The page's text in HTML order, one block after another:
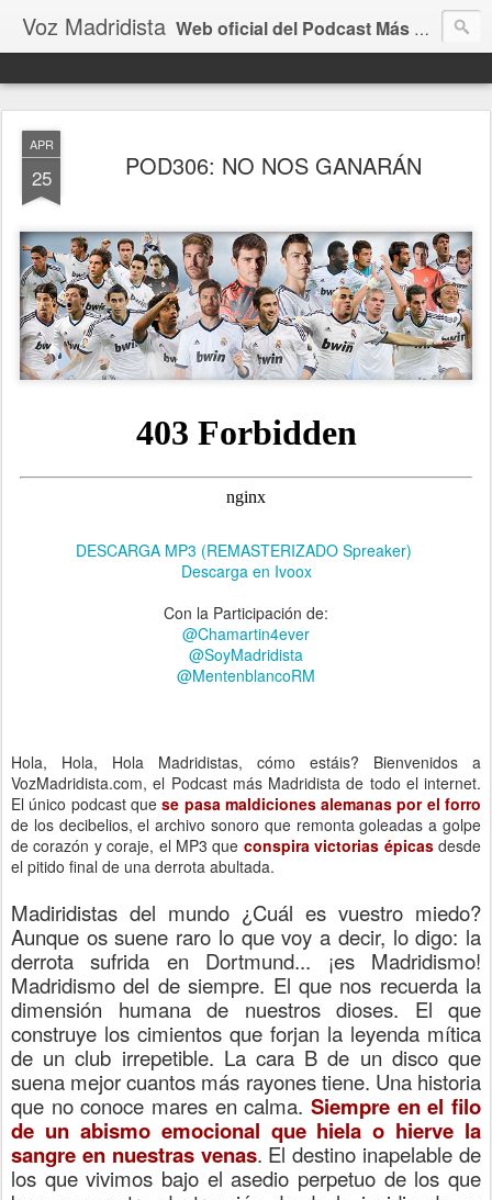
Voz Madridista Web oficial del Podcast Más Madridista de todo el Internet
APR
25 POD306: NO NOS GANARÁN
DESCARGA MP3 (REMASTERIZADO Spreaker)
Descarga en Ivoox
Con la Participación de:
@Chamartin4ever
@SoyMadridista
@MentenblancoRM
Hola, Hola, Hola Madridistas, cómo estáis? Bienvenidos a
VozMadridista.com, el Podcast más Madridista de todo el internet.
El único podcast quese pasa maldiciones alemanas por el forro
de los decibelios, el archivo sonoro que remonta goleadas a golpe
de corazón y coraje, el MP3 que conspira victorias épicasdesde
el pitido final de una derrota abultada.
Madiridistas del mundo ¿Cuál es vuestro miedo?
Aunque os suene raro lo que voy a decir, lo digo: la
derrota sufrida en Dortmund... ¡es Madridismo!
Madridismo del de siempre. El que nos recuerda la
dimensión humana de nuestros dioses. El que
construye los cimientos que forjan la leyenda mítica
de un club irrepetible. La cara B de un disco que
suena mejor cuantos más rayones tiene. Una historia
que no conoce mares en calma. Siempre en el filo
de un abismo emocional que hiela o hierve la
sangre en nuestras venas. El destino inapelable de
los que vivimos bajo el asedio perpetuo de los que